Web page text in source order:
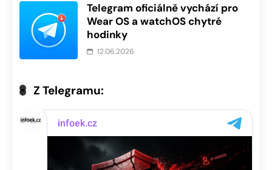
Telegram oficiálně vychází pro
Wear OS a watchOS chytré
hodinky
12.06.2026
Z Telegramu: